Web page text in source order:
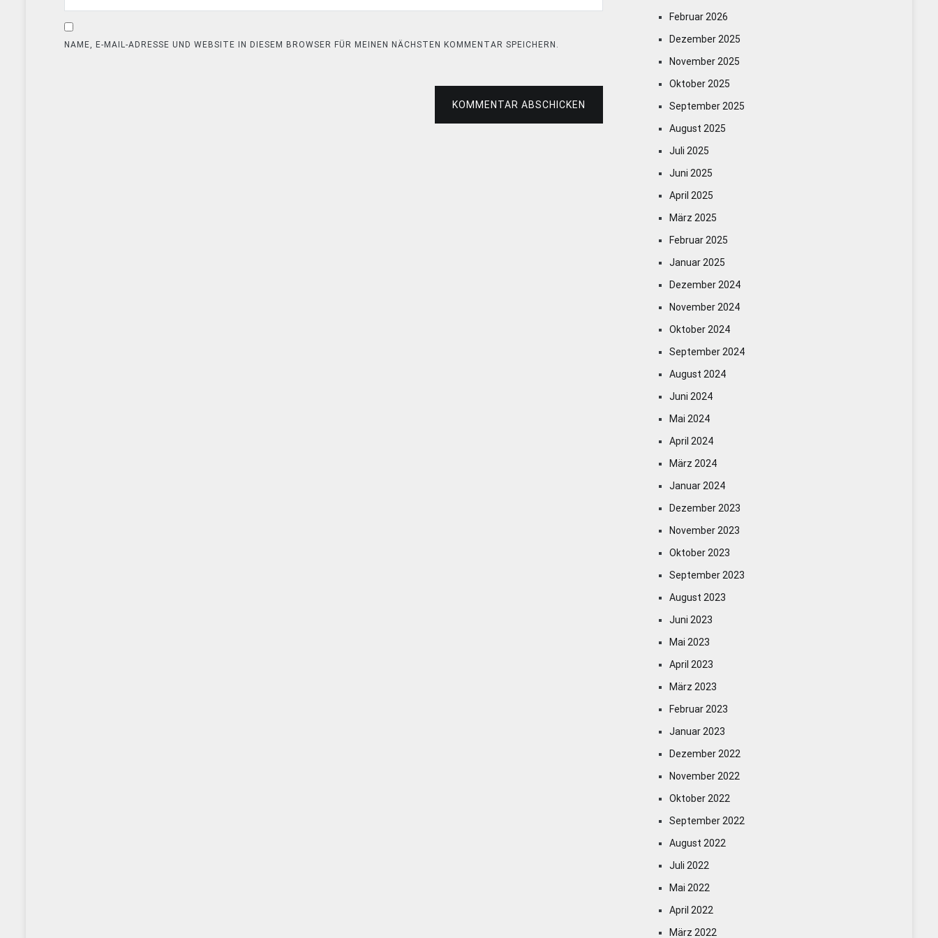
NAME, E-MAIL-ADRESSE UND WEBSITE IN DIESEM BROWSER FÜR MEINEN NÄCHSTEN KOMMENTAR SPEICHERN.
KOMMENTAR ABSCHICKEN
Februar 2026
Dezember 2025
November 2025
Oktober 2025
September 2025
August 2025
Juli 2025
Juni 2025
April 2025
März 2025
Februar 2025
Januar 2025
Dezember 2024
November 2024
Oktober 2024
September 2024
August 2024
Juni 2024
Mai 2024
April 2024
März 2024
Januar 2024
Dezember 2023
November 2023
Oktober 2023
September 2023
August 2023
Juni 2023
Mai 2023
April 2023
März 2023
Februar 2023
Januar 2023
Dezember 2022
November 2022
Oktober 2022
September 2022
August 2022
Juli 2022
Mai 2022
April 2022
März 2022